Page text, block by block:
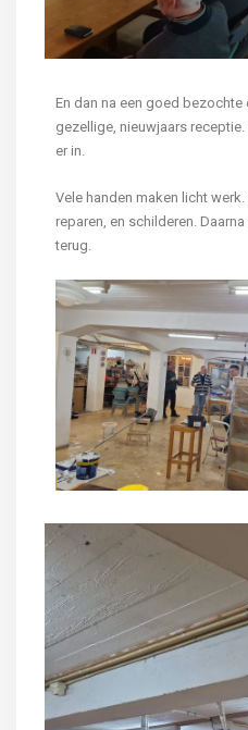
En dan na een goed
gezellige, nieuwjaars
er in.
Vele handen maken licht
reparen, en schilderen.
terug.